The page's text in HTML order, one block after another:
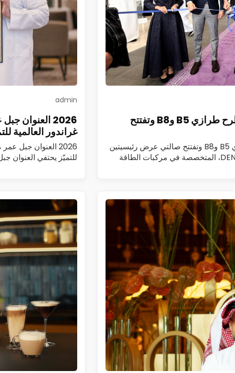
الفطيم تطلق DENZA في السعودية وتطرح طرازي B5 وB8 وتفتتح
الفطيم تطلق DENZA في السعودية وتطرح طرازي B5 وB8 وتفتتح صالتي عرض رئيسيتين
في الرياض وجدة أطلقت الفطيم رسمياً علامة DENZA، المتخصصة في مركبات الطاقة
admin
2026
غراندور العالمية
2026 العنوان جبل
للتميّز يحتفي العنوان